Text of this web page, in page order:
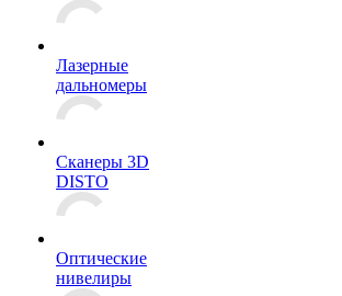
Лазерные
дальномеры
Сканеры 3D
DISTO
Оптические
нивелиры